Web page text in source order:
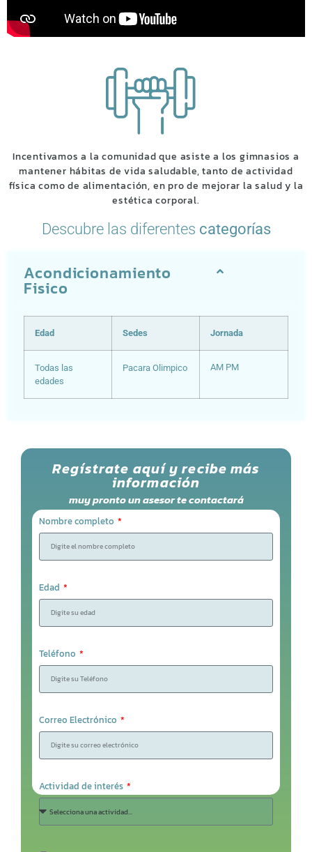
Incentivamos a la comunidad que asiste a los gimnasios a
mantener hábitas de vida saludable, tanto de actividad
física como de alimentación, en pro de mejorar la salud y la
estética corporal.
Descubre las diferentes categorías
Acondicionamiento
Fisico
Edad Sedes Jornada
Todas las
edades
Pacara Olimpico AM PM
Regístrate aquí y recibe más
información
muy pronto un asesor te contactará
Nombre completo
Edad
Teléfono
Correo Electrónico
Actividad de interés